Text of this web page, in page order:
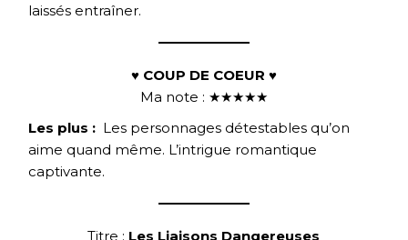
laissés entraîner.
♥ COUP DE COEUR ♥
Ma note : ★★★★★
Les plus : Les personnages détestables qu’on
aime quand même. L’intrigue romantique
captivante.
Titre : Les Liaisons Dangereuses